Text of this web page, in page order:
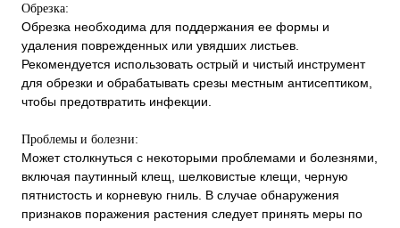
Обрезка:
Обрезка необходима для поддержания ее формы и
удаления поврежденных или увядших листьев.
Рекомендуется использовать острый и чистый инструмент
для обрезки и обрабатывать срезы местным антисептиком,
чтобы предотвратить инфекции.
Проблемы и болезни:
Может столкнуться с некоторыми проблемами и болезнями,
включая паутинный клещ, шелковистые клещи, черную
пятнистость и корневую гниль. В случае обнаружения
признаков поражения растения следует принять меры по